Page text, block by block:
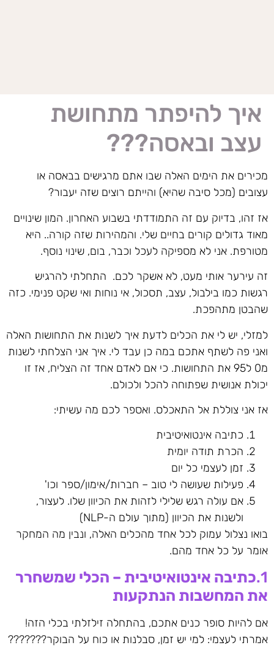
איך להיפתר מתחושת
עצב ובאסה???
מכירים את הימים האלה שבו אתם מרגישים בבאסה או
עצובים (מכל סיבה שהיא) והייתם רוצים שזה יעבור?
אז זהו, בדיוק עם זה התמודדתי בשבוע האחרון. המון שינויים
מאוד גדולים קורים בחיים שלי. והמהירות שזה קורה.. היא
מטורפת. אני לא מספיקה לעכל וכבר, בום, שינוי נוסף.
זה עירער אותי מעט, לא אשקר לכם. התחלתי להרגיש
רגשות כמו בילבול, עצב, תסכול, אי נוחות ואי שקט פנימי. כזה
שהבטן מתהפכת.
למזלי, יש לי את הכלים לדעת איך לשנות את התחושות האלה
ואני פה לשתף אתכם במה כן עבד לי. איך אני הצלחתי לשנות
מ0 ל95 את התחושות. כי אם לאדם אחד זה הצליח, אז זו
יכולת אנושית שפתוחה להכל ולכולם.
אז אני צוללת אל התאכלס. ואספר לכם מה עשיתי:
כתיבה אינטואיטיבית
הכרת תודה יומית
זמן לעצמי כל יום
פעילות שעושה לי טוב – חברות/אימון/ספר וכו'
אם עולה רגש שלילי לזהות את הכיוון שלו. לעצור,
ולשנות את הכיוון (מתוך עולם ה-NLP)
בואו נצלול עמוק לכל אחד מהכלים האלה, ונבין מה המחקר
אומר על כל אחד מהם.
1. כתיבה אינטואיטיבית – הכלי שמשחרר
את המחשבות הנתקעות
אם להיות סופר כנים אתכם, בהתחלה זילזלתי בכלי הזה!
אמרתי לעצמי: למי יש זמן, סבלנות או כוח על הבוקר???????